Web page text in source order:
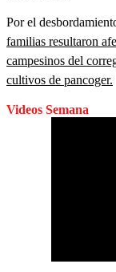
Por el
familias resultaron
campesinos del
cultivos de pancoger.
Videos Semana